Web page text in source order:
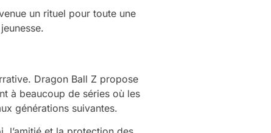
un rituel pour toute une
Dragon Ball Z propose
à beaucoup de séries où les
générations suivantes.